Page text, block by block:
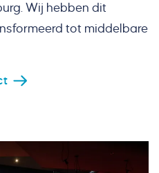
Wij hebben dit
tot middelbare